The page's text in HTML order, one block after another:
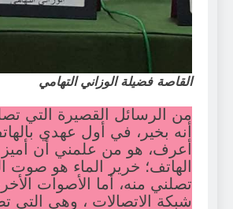
القاصة فضيلة الوزاني التهامي
من الرسائل القصيرة التي
أنه بخير، في أول عهدي
أعرف، هو من علمني أن
الهاتف؛ خرير الماء هو صوت
تصلني منه، أما الأصوات
شبكة الاتصالات ، وهي التي